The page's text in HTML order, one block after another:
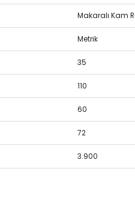
Makaralı Kam
Metrik
35
110
60
72
3.900